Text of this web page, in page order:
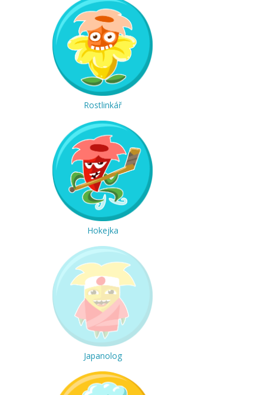
Rostlinkář
Hokejka
Japanolog